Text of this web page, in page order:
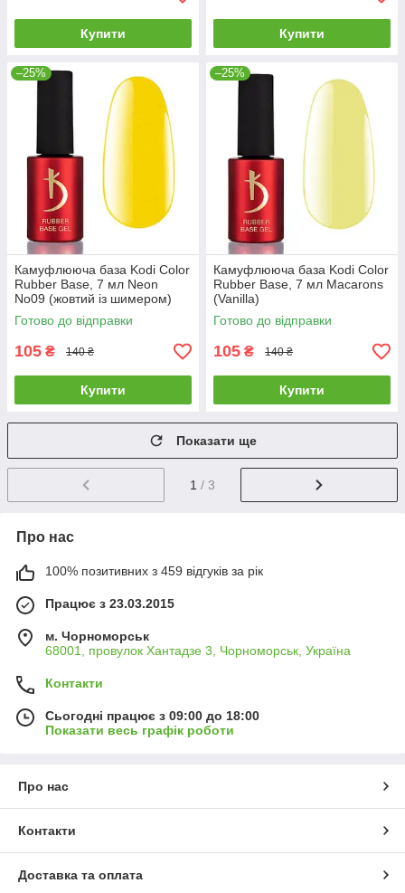
Купити Купити
–25%
Камуфлююча база Kodi Color
Rubber Base, 7 мл Neon
No09 (жовтий із шимером)
Готово до відправки
105 ₴ 140 ₴
Купити
–25%
Камуфлююча база Kodi Color
Rubber Base, 7 мл Macarons
(Vanilla)
Готово до відправки
105 ₴ 140 ₴
Купити
Показати ще
1 / 3
Про нас
100% позитивних з 459 відгуків за рік
Працює з 23.03.2015
м. Чорноморськ
68001, провулок Хантадзе 3, Чорноморськ, Україна
Контакти
Сьогодні працює з 09:00 до 18:00
Показати весь графік роботи
Про нас
Контакти
Доставка та оплата